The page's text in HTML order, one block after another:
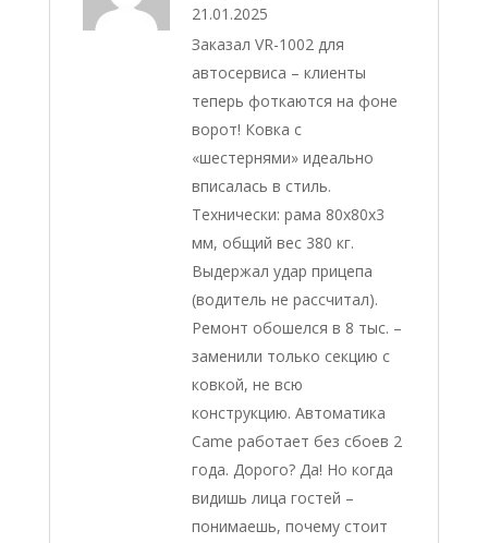
21.01.2025
Заказал VR-1002 для
автосервиса – клиенты
теперь фоткаются на фоне
ворот! Ковка с
«шестернями» идеально
вписалась в стиль.
Технически: рама 80x80x3
мм, общий вес 380 кг.
Выдержал удар прицепа
(водитель не рассчитал).
Ремонт обошелся в 8 тыс. –
заменили только секцию с
ковкой, не всю
конструкцию. Автоматика
Came работает без сбоев 2
года. Дорого? Да! Но когда
видишь лица гостей –
понимаешь, почему стоит